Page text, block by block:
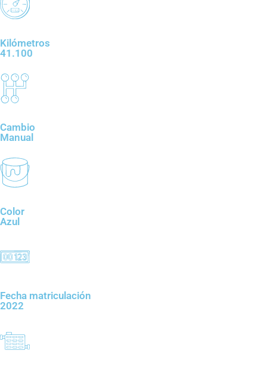
Kilómetros
41.100
Cambio
Manual
Color
Azul
Fecha matriculación
2022